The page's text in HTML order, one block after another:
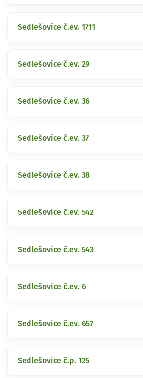
Sedlešovice č.ev. 1711
Sedlešovice č.ev. 29
Sedlešovice č.ev. 36
Sedlešovice č.ev. 37
Sedlešovice č.ev. 38
Sedlešovice č.ev. 542
Sedlešovice č.ev. 543
Sedlešovice č.ev. 6
Sedlešovice č.ev. 657
Sedlešovice č.p. 125